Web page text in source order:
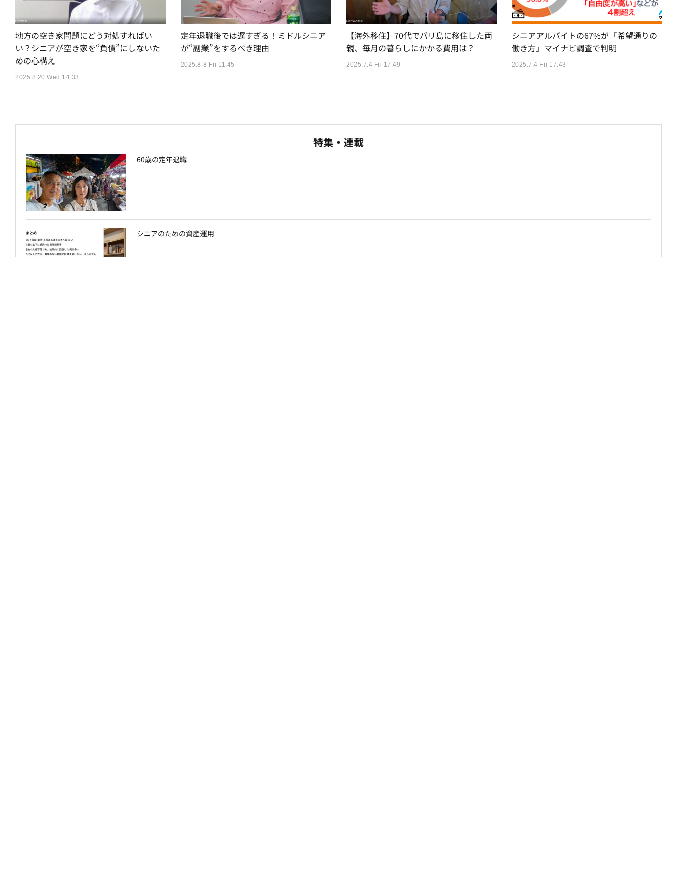
地方の空き家問題にどう対処すればい
い？シニアが空き家を“負債”にしないた
めの心構え
2025.8.20 Wed 14:33
定年退職後では遅すぎる！ミドルシニア
が“副業”をするべき理由
2025.8.8 Fri 11:45
【海外移住】70代でバリ島に移住した両
親、毎月の暮らしにかかる費用は？
2025.7.4 Fri 17:49
シニアアルバイトの67%が「希望通りの
働き方」マイナビ調査で判明
2025.7.4 Fri 17:43
特集・連載
60歳の定年退職
シニアのための資産運用